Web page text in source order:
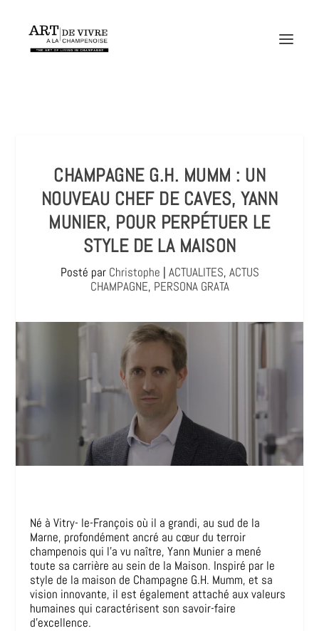
CHAMPAGNE G.H. MUMM : UN
NOUVEAU CHEF DE CAVES, YANN
MUNIER, POUR PERPÉTUER LE
STYLE DE LA MAISON
Posté par Christophe | ACTUALITES, ACTUS
CHAMPAGNE, PERSONA GRATA
Né à Vitry- le-François où il a grandi, au sud de la
Marne, profondément ancré au cœur du terroir
champenois qui l’a vu naître, Yann Munier a mené
toute sa carrière au sein de la Maison. Inspiré par le
style de la maison de Champagne G.H. Mumm, et sa
vision innovante, il est également attaché aux valeurs
humaines qui caractérisent son savoir-faire
d’excellence.